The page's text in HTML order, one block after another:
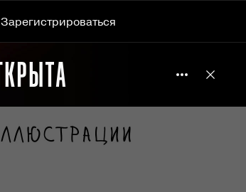
Зарегистрироваться